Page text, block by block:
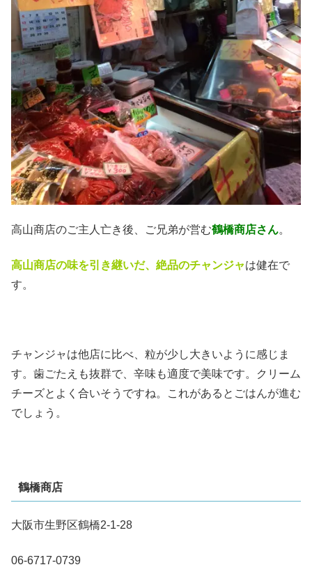
高山商店のご主人亡き後、ご兄弟が営む鶴橋商店さん。
高山商店の味を引き継いだ、絶品のチャンジャは健在で
す。
チャンジャは他店に比べ、粒が少し大きいように感じま
す。歯ごたえも抜群で、辛味も適度で美味です。クリーム
チーズとよく合いそうですね。これがあるとごはんが進む
でしょう。
鶴橋商店
大阪市生野区鶴橋2-1-28
06-6717-0739